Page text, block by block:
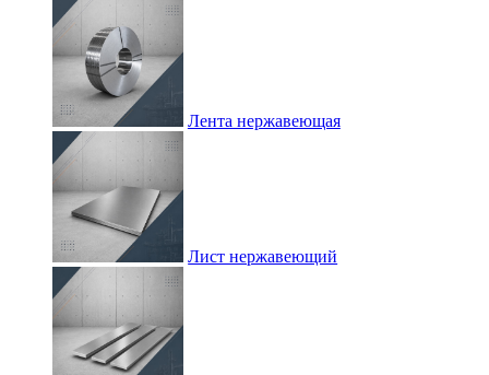
Лента нержавеющая
Лист нержавеющий